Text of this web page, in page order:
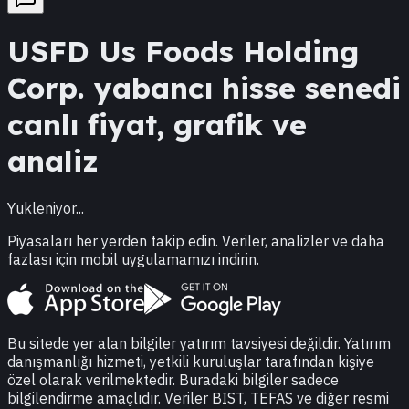
USFD Us Foods Holding
Corp. yabancı hisse senedi
canlı fiyat, grafik ve
analiz
Yukleniyor...
Piyasaları her yerden takip edin. Veriler, analizler ve daha
fazlası için mobil uygulamamızı indirin.
Bu sitede yer alan bilgiler yatırım tavsiyesi değildir. Yatırım
danışmanlığı hizmeti, yetkili kuruluşlar tarafından kişiye
özel olarak verilmektedir. Buradaki bilgiler sadece
bilgilendirme amaçlıdır. Veriler BIST, TEFAS ve diğer resmi